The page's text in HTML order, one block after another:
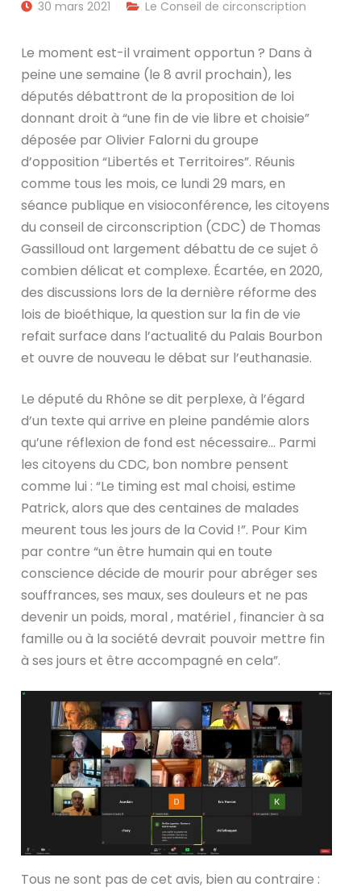
30 mars 2021 Le Conseil de circonscription
Le moment est-il vraiment opportun ? Dans à
peine une semaine (le 8 avril prochain), les
députés débattront de la proposition de loi
donnant droit à “une fin de vie libre et choisie”
déposée par Olivier Falorni du groupe
d’opposition “Libertés et Territoires”. Réunis
comme tous les mois, ce lundi 29 mars, en
séance publique en visioconférence, les citoyens
du conseil de circonscription (CDC) de Thomas
Gassilloud ont largement débattu de ce sujet ô
combien délicat et complexe. Écartée, en 2020,
des discussions lors de la dernière réforme des
lois de bioéthique, la question sur la fin de vie
refait surface dans l’actualité du Palais Bourbon
et ouvre de nouveau le débat sur l’euthanasie.
Le député du Rhône se dit perplexe, à l’égard
d’un texte qui arrive en pleine pandémie alors
qu’une réflexion de fond est nécessaire… Parmi
les citoyens du CDC, bon nombre pensent
comme lui : “Le timing est mal choisi, estime
Patrick, alors que des centaines de malades
meurent tous les jours de la Covid !”. Pour Kim
par contre “un être humain qui en toute
conscience décide de mourir pour abréger ses
souffrances, ses maux, ses douleurs et ne pas
devenir un poids, moral , matériel , financier à sa
famille ou à la société devrait pouvoir mettre fin
à ses jours et être accompagné en cela”.
Tous ne sont pas de cet avis, bien au contraire :